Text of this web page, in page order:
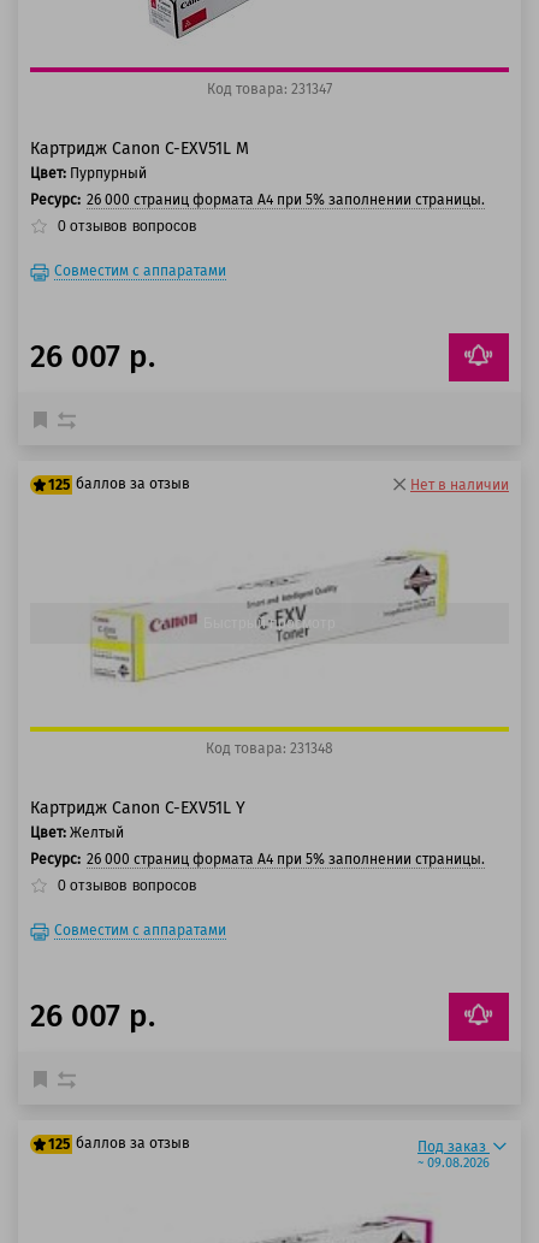
Код товара: 231347
Картридж Canon C-EXV51L M
Цвет: Пурпурный
Ресурс: 26 000 страниц формата А4 при 5% заполнении страницы.
0 отзывов вопросов
Совместим с аппаратами
26 007 р.
125 баллов за отзыв Нет в наличии
Быстрый просмотр
Код товара: 231348
Картридж Canon C-EXV51L Y
Цвет: Желтый
Ресурс: 26 000 страниц формата А4 при 5% заполнении страницы.
0 отзывов вопросов
Совместим с аппаратами
26 007 р.
125 баллов за отзыв Под заказ
~ 09.08.2026